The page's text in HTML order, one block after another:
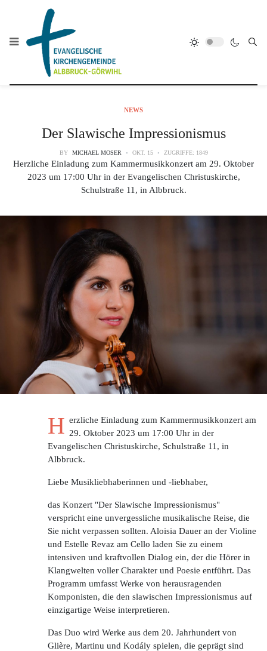
NEWS
Der Slawische Impressionismus
BY MICHAEL MOSER OKT. 15 ZUGRIFFE: 1849
Herzliche Einladung zum Kammermusikkonzert am 29. Oktober
2023 um 17:00 Uhr in der Evangelischen Christuskirche,
Schulstraße 11, in Albbruck.
H erzliche Einladung zum Kammermusikkonzert am
29. Oktober 2023 um 17:00 Uhr in der
Evangelischen Christuskirche, Schulstraße 11, in
Albbruck.
Liebe Musikliebhaberinnen und -liebhaber,
das Konzert "Der Slawische Impressionismus"
verspricht eine unvergessliche musikalische Reise, die
Sie nicht verpassen sollten. Aloisia Dauer an der Violine
und Estelle Revaz am Cello laden Sie zu einem
intensiven und kraftvollen Dialog ein, der die Hörer in
Klangwelten voller Charakter und Poesie entführt. Das
Programm umfasst Werke von herausragenden
Komponisten, die den slawischen Impressionismus auf
einzigartige Weise interpretieren.
Das Duo wird Werke aus dem 20. Jahrhundert von
Glière, Martinu und Kodály spielen, die geprägt sind